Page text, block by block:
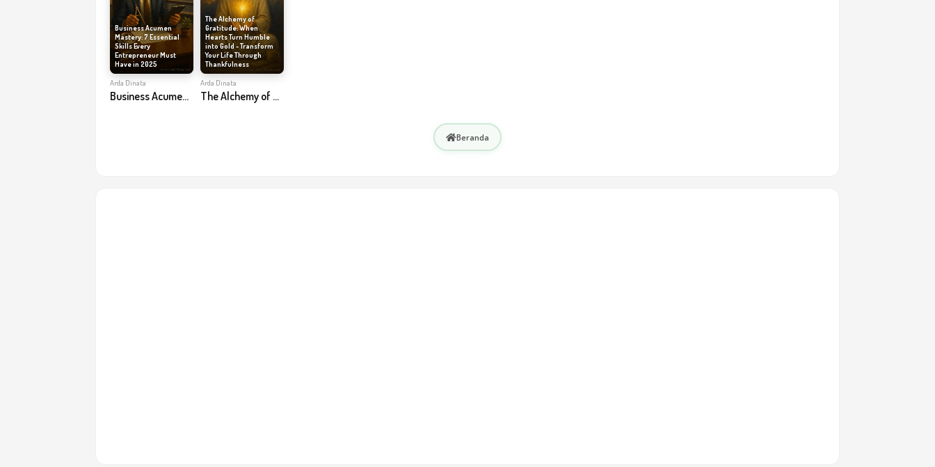
Business Acumen
Mastery: 7 Essential
Skills Every
Entrepreneur Must
Have in 2025
Arda Dinata
Business Acumen Mastery: 7 Essential Skills Every Entrepreneur Must Have in 2025
The Alchemy of
Gratitude: When
Hearts Turn Humble
into Gold - Transform
Your Life Through
Thankfulness
Arda Dinata
The Alchemy of Gratitude: When Hearts Turn Humble into Gold - Transform Your Life Through Thankfulness
Beranda